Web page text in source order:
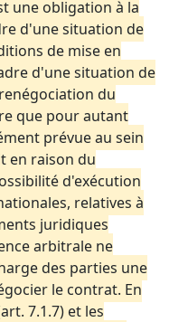
une obligation à la
d'une situation de
de mise en
d'une situation de
du
que pour autant
prévue au sein
en raison du
d'exécution
relatives à
juridiques
arbitrale ne
des parties une
le contrat. En
7.1.7) et les